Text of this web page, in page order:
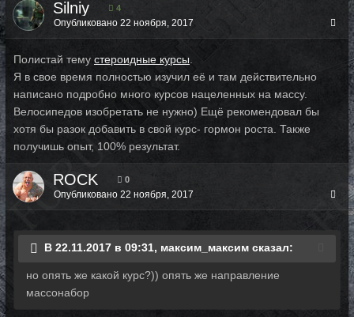
Silniy 4
Опубликовано 22 ноября, 2017
Полистай тему стероидные курсы
Я в свое время полностью изучил её и там действительно
написано подробно много курсов нацеленных на массу.
Велосипедов изобретать не нужно) Ещё рекомендовал бы
хотя бы разок добавить в свой курс- гормон роста. Также
получишь опыт, 100% результат.
ROCK 0
Опубликовано 22 ноября, 2017
В 22.11.2017 в 09:31, максим_максим сказал:
но опять же какой курс?)) опять же направление
массонабор